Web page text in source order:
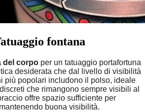
fontana
del corpo per un tatuaggio portafortuna
desiderata che dal livello di visibilità
più popolari includono il polso, ideale
che rimangono sempre visibili al
offre spazio sufficiente per
buona visibilità.